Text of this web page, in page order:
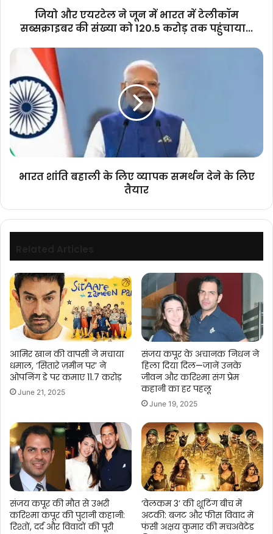
सब्सक्राइबर
संख्या
तक
पहुंचाया...
जियो और एयरटेल ने जून में भारत में टेलीकॉम
सब्सक्राइबर की संख्या को 120.5 करोड़ तक पहुंचाया...
भारत
बहाली
के
लिए
व्यापक
समर्थन
के
तैयारभारत शांति बहाली के लिए व्यापक समर्थन देने के लिए
तैयार
आमिर खान की वापसी ने मचाया
धमाल, ‘सितारे ज़मीन पर’ ने
ओपनिंग डे पर कमाए 11.7 करोड़
June 21, 2025
संजय कपूर के अचानक निधन ने
हिला दिया दिल—जानें उनके
जीवन और करिश्मा संग प्रेम
कहानी का हर पहलू
June 19, 2025
संजय कपूर की मौत से उभरी
करिश्मा कपूर की पुरानी कहानी:
रिश्तों, दर्द और विवादों की पूरी
‘वेलकम 3’ की शूटिंग बीच में
अटकी: बजट और फीस विवाद में
फंसी अक्षय कुमार की मचअवेटेड